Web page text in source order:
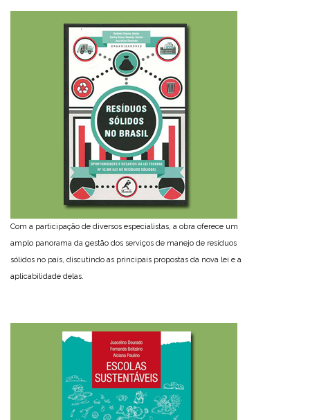
Com a participação de diversos especialistas, a obra oferece um
amplo panorama da gestão dos serviços de manejo de resíduos
sólidos no país, discutindo as principais propostas da nova lei e a
aplicabilidade delas.